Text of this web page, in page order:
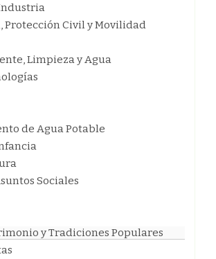
Protección Civil y Movilidad
Limpieza y Agua
de Agua Potable
Sociales
y Tradiciones Populares